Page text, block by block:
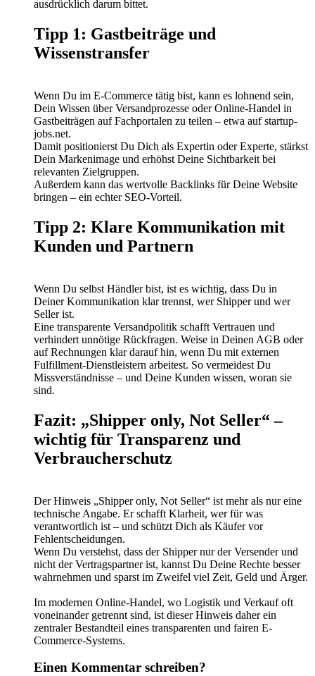
ausdrücklich darum bittet.
Tipp 1: Gastbeiträge und
Wissenstransfer
Wenn Du im E-Commerce tätig bist, kann es lohnend sein,
Dein Wissen über Versandprozesse oder Online-Handel in
Gastbeiträgen auf Fachportalen zu teilen – etwa auf startup-
jobs.net.
Damit positionierst Du Dich als Expertin oder Experte, stärkst
Dein Markenimage und erhöhst Deine Sichtbarkeit bei
relevanten Zielgruppen.
Außerdem kann das wertvolle Backlinks für Deine Website
bringen – ein echter SEO-Vorteil.
Tipp 2: Klare Kommunikation mit
Kunden und Partnern
Wenn Du selbst Händler bist, ist es wichtig, dass Du in
Deiner Kommunikation klar trennst, wer Shipper und wer
Seller ist.
Eine transparente Versandpolitik schafft Vertrauen und
verhindert unnötige Rückfragen. Weise in Deinen AGB oder
auf Rechnungen klar darauf hin, wenn Du mit externen
Fulfillment-Dienstleistern arbeitest. So vermeidest Du
Missverständnisse – und Deine Kunden wissen, woran sie
sind.
Fazit: „Shipper only, Not Seller“ –
wichtig für Transparenz und
Verbraucherschutz
Der Hinweis „Shipper only, Not Seller“ ist mehr als nur eine
technische Angabe. Er schafft Klarheit, wer für was
verantwortlich ist – und schützt Dich als Käufer vor
Fehlentscheidungen.
Wenn Du verstehst, dass der Shipper nur der Versender und
nicht der Vertragspartner ist, kannst Du Deine Rechte besser
wahrnehmen und sparst im Zweifel viel Zeit, Geld und Ärger.
Im modernen Online-Handel, wo Logistik und Verkauf oft
voneinander getrennt sind, ist dieser Hinweis daher ein
zentraler Bestandteil eines transparenten und fairen E-
Commerce-Systems.
Einen Kommentar schreiben?